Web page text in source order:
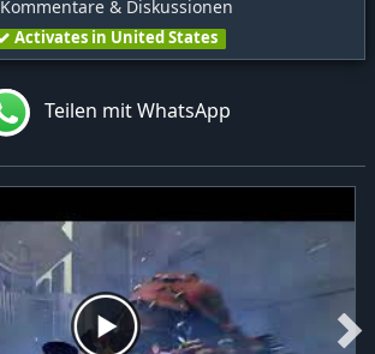
Kommentare & Diskussionen
Activates in United States
Teilen mit WhatsApp